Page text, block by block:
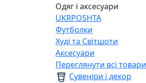
Одяг і аксесуари
UKRPOSHTA
Футболки
Худі та Світшоти
Аксесуари
Переглянути всі товари
Сувеніри і декор